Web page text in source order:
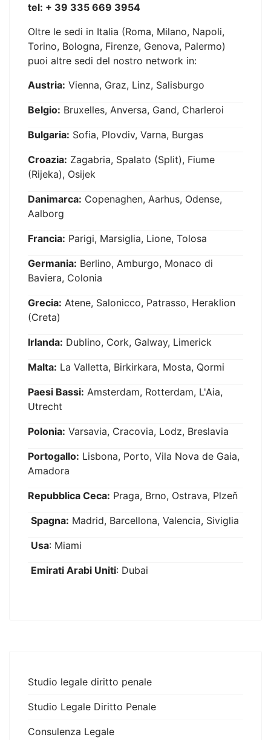
tel: + 39 335 669 3954
Oltre le sedi in Italia (Roma, Milano, Napoli,
Torino, Bologna, Firenze, Genova, Palermo)
puoi altre sedi del nostro network in:
Austria: Vienna, Graz, Linz, Salisburgo
Belgio: Bruxelles, Anversa, Gand, Charleroi
Bulgaria: Sofia, Plovdiv, Varna, Burgas
Croazia: Zagabria, Spalato (Split), Fiume
(Rijeka), Osijek
Danimarca: Copenaghen, Aarhus, Odense,
Aalborg
Francia: Parigi, Marsiglia, Lione, Tolosa
Germania: Berlino, Amburgo, Monaco di
Baviera, Colonia
Grecia: Atene, Salonicco, Patrasso, Heraklion
(Creta)
Irlanda: Dublino, Cork, Galway, Limerick
Malta: La Valletta, Birkirkara, Mosta, Qormi
Paesi Bassi: Amsterdam, Rotterdam, L'Aia,
Utrecht
Polonia: Varsavia, Cracovia, Lodz, Breslavia
Portogallo: Lisbona, Porto, Vila Nova de Gaia,
Amadora
Repubblica Ceca: Praga, Brno, Ostrava, Plzeň
Spagna: Madrid, Barcellona, Valencia, Siviglia
Usa: Miami
Emirati Arabi Uniti: Dubai
Studio legale diritto penale
Studio Legale Diritto Penale
Consulenza Legale